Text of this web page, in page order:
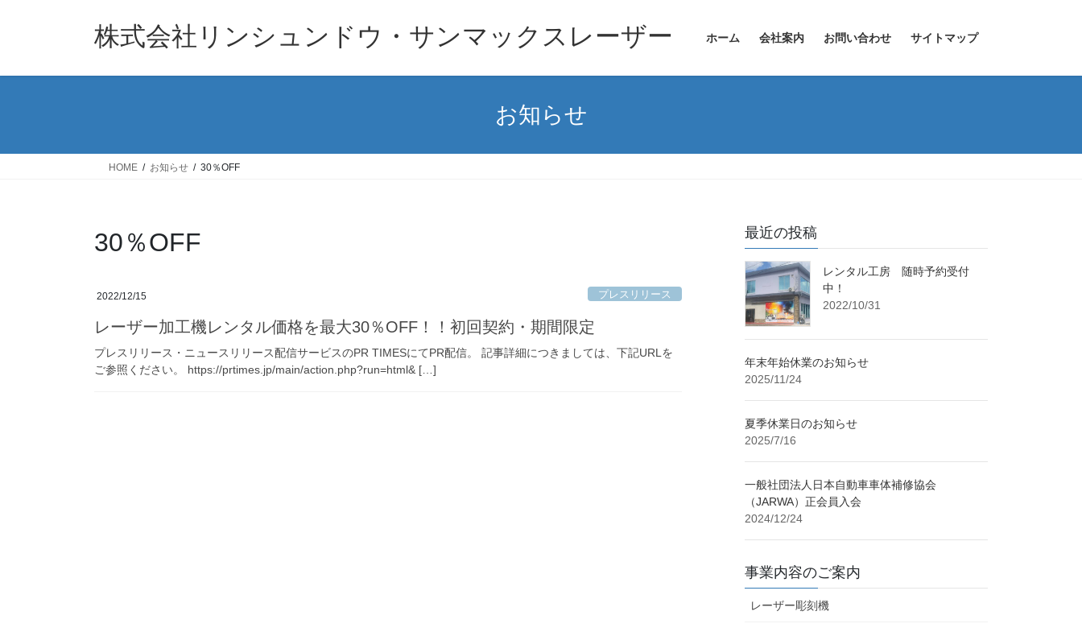
株式会社リンシュンドウ・サンマックスレーザー ホーム 会社案内 お問い合わせ サイトマップ
お知らせ
HOME お知らせ 30％OFF
30％OFF
2022/12/15 プレスリリース
レーザー加工機レンタル価格を最大30％OFF！！初回契約・期間限定
プレスリリース・ニュースリリース配信サービスのPR TIMESにてPR配信。 記事詳細につきましては、下記URLを
ご参照ください。 https://prtimes.jp/main/action.php?run=html& […]
最近の投稿
レンタル工房 随時予約受付
中！
2022/10/31
年末年始休業のお知らせ
2025/11/24
夏季休業日のお知らせ
2025/7/16
一般社団法人日本自動車車体補修協会
（JARWA）正会員入会
2024/12/24
事業内容のご案内
レーザー彫刻機